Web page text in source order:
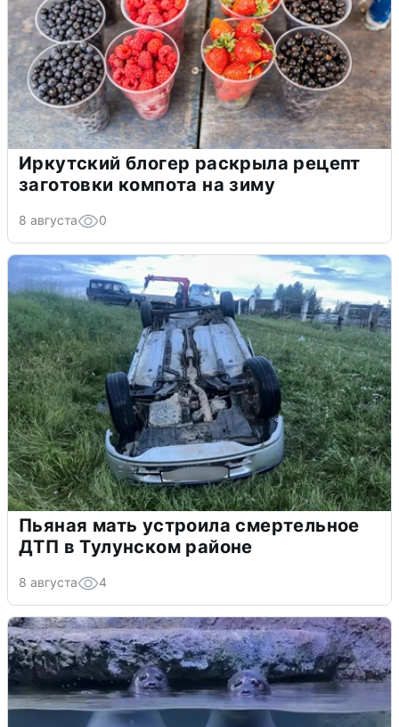
Иркутский блогер раскрыла рецепт
заготовки компота на зиму
8 августа 0
Пьяная мать устроила смертельное
ДТП в Тулунском районе
8 августа 4